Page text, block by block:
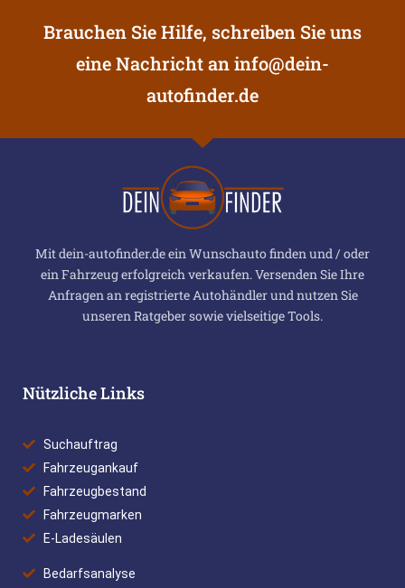
Brauchen Sie Hilfe, schreiben Sie uns
eine Nachricht aninfo@dein-
autofinder.de
Mit dein-autofinder.de ein Wunschauto finden und / oder
ein Fahrzeug erfolgreich verkaufen. Versenden Sie Ihre
Anfragen an registrierte Autohändler und nutzen Sie
unseren Ratgeber sowie vielseitige Tools.
Nützliche Links
Suchauftrag
Fahrzeugankauf
Fahrzeugbestand
Fahrzeugmarken
E-Ladesäulen
Bedarfsanalyse